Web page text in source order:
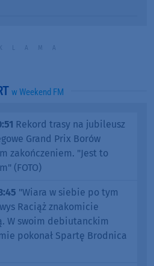
w Weekend FM
Rekord trasy na jubileusz
Grand Prix Borów
zakończeniem. "Jest to
(FOTO)
"Wiara w siebie po tym
Raciąż znakomicie
W swoim debiutanckim
pokonał Spartę Brodnica